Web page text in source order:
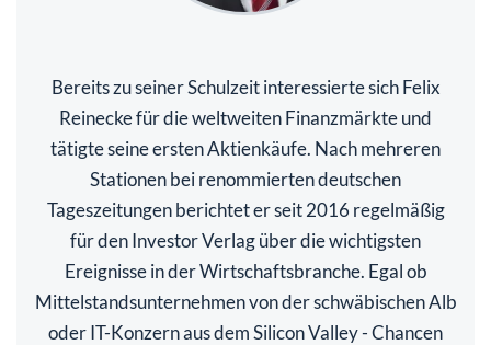
Bereits zu seiner Schulzeit interessierte sich Felix
Reinecke für die weltweiten Finanzmärkte und
tätigte seine ersten Aktienkäufe. Nach mehreren
Stationen bei renommierten deutschen
Tageszeitungen berichtet er seit 2016 regelmäßig
für den Investor Verlag über die wichtigsten
Ereignisse in der Wirtschaftsbranche. Egal ob
Mittelstandsunternehmen von der schwäbischen Alb
oder IT-Konzern aus dem Silicon Valley - Chancen